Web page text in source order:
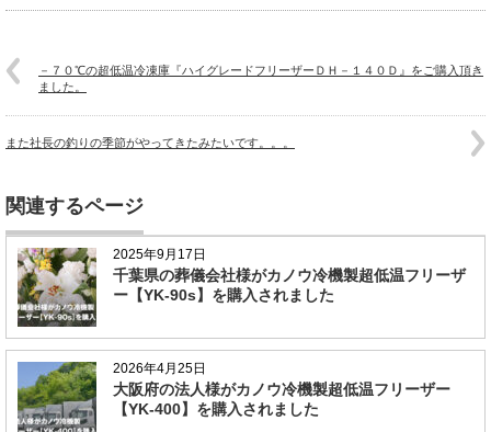
－７０℃の超低温冷凍庫『ハイグレードフリーザーＤＨ－１４０Ｄ』をご購入頂き
ました。
また社長の釣りの季節がやってきたみたいです。。。
関連するページ
2025年9月17日
千葉県の葬儀会社様がカノウ冷機製超低温フリーザ
ー【YK-90s】を購入されました
2026年4月25日
大阪府の法人様がカノウ冷機製超低温フリーザー
【YK-400】を購入されました